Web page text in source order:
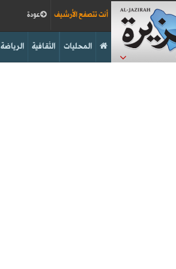
عودة أنت تتصفح الأرشيف
الرياضة الثقافية المحليات